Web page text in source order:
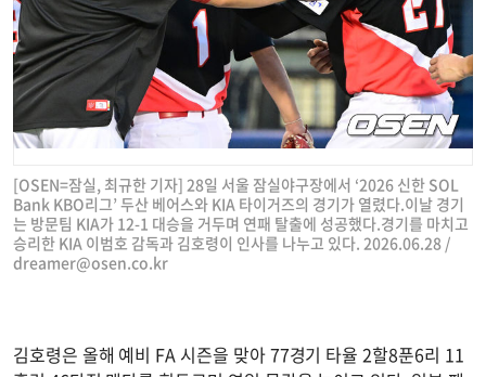
[OSEN=잠실, 최규한 기자] 28일 서울 잠실야구장에서 ‘2026 신한 SOL
Bank KBO리그’ 두산 베어스와 KIA 타이거즈의 경기가 열렸다.이날 경기
는 방문팀 KIA가 12-1 대승을 거두며 연패 탈출에 성공했다.경기를 마치고
승리한 KIA 이범호 감독과 김호령이 인사를 나누고 있다. 2026.06.28 /
dreamer@osen.co.kr
김호령은 올해 예비 FA 시즌을 맞아 77경기 타율 2할8푼6리 11